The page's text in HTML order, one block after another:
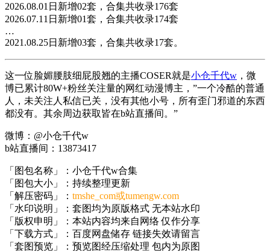
2026.08.01日新增02套，合集共收录176套
2026.07.11日新增01套，合集共收录174套
…
2021.08.25日新增03套，合集共收录17套。
这一位脸媚腰肢细屁股翘的主播COSER就是小仓千代w ，微
博已累计80W+粉丝关注量的网红动漫博主，”一个冷酷的普通
人，未关注人私信已关，没有其他小号，所有歪门邪道的东西
都没有。其余周边获取皆在b站直播间。”
微博：@小仓千代w
b站直播间：13873417
「图包名称」：小仓千代w合集
「图包大小」：持续整理更新
「解压密码」： tmshe_com或tumengw.com
「水印说明」：套图均为原版格式 无本站水印
「版权申明」：本站内容均来自网络 仅作分享
「下载方式」：百度网盘储存 链接失效请留言
「套图预览」：预览图经压缩处理 包内为原图